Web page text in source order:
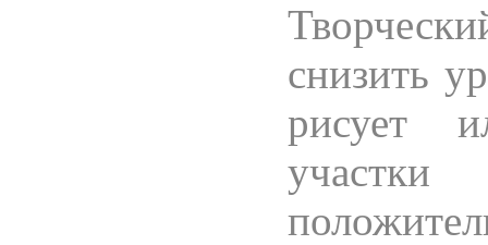
снизить
рисует